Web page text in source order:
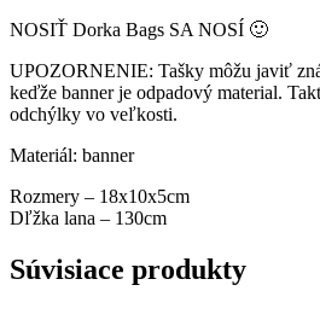
NOSIŤ Dorka Bags SA NOSÍ 🙂
UPOZORNENIE: Tašky môžu javiť
keďže banner je odpadový material.
odchýlky vo veľkosti.
Materiál: banner
Rozmery – 18x10x5cm
Dľžka lana – 130cm
Súvisiace produkty